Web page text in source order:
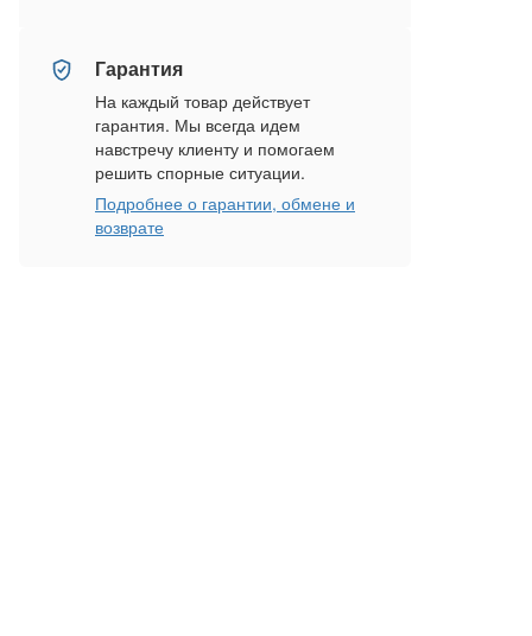
Гарантия
На каждый товар действует
гарантия. Мы всегда идем
навстречу клиенту и помогаем
решить спорные ситуации.
Подробнее о гарантии, обмене и
возврате